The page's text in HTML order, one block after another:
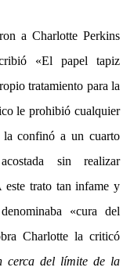
a Charlotte Perkins
«El papel tapiz
tratamiento para la
le prohibió cualquier
la confinó a un cuarto
sin realizar
este trato tan infame y
«cura del
Charlotte la criticó
cerca del límite de la